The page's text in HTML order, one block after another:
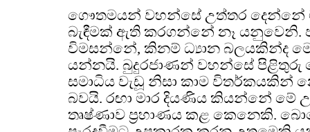
ගෞතමයන් වහන්සේ උත්තර දෙන්නේ
බැඳීමක් ඇති කරගන්නේ නෑ යනුවෙනි.
විමසන්නේ, කිනම් ධ්‍යාන බලයකින්ද
යන්නයි. බුදුරජාණන් වහන්සේ පිළිතුරු
සමාධිය වැඩූ නිසා කාම විතර්කයකින්
බවයි. රඟා මාර දියණිය කියන්නේ මේ
තෘෂ්ණාව ප්‍රහාණය කළ කෙනෙකි.